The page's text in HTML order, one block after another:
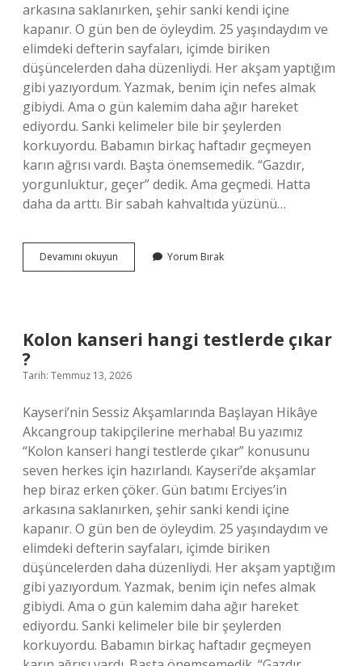
arkasına saklanırken, şehir sanki kendi içine
kapanır. O gün ben de öyleydim. 25 yaşındaydım ve
elimdeki defterin sayfaları, içimde biriken
düşüncelerden daha düzenliydi. Her akşam yaptığım
gibi yazıyordum. Yazmak, benim için nefes almak
gibiydi. Ama o gün kalemim daha ağır hareket
ediyordu. Sanki kelimeler bile bir şeylerden
korkuyordu. Babamın birkaç haftadır geçmeyen
karın ağrısı vardı. Başta önemsemedik. “Gazdır,
yorgunluktur, geçer” dedik. Ama geçmedi. Hatta
daha da arttı. Bir sabah kahvaltıda yüzünü…
Devamını okuyun
kanseri
Yorum Bırak
Kolon kanseri hangi testlerde çıkar
?
Tarih: Temmuz 13, 2026
Kayseri’nin Sessiz Akşamlarında Başlayan Hikâye
Akcangroup takipçilerine merhaba! Bu yazımız
“Kolon kanseri hangi testlerde çıkar” konusunu
seven herkes için hazırlandı. Kayseri’de akşamlar
hep biraz erken çöker. Gün batımı Erciyes’in
arkasına saklanırken, şehir sanki kendi içine
kapanır. O gün ben de öyleydim. 25 yaşındaydım ve
elimdeki defterin sayfaları, içimde biriken
düşüncelerden daha düzenliydi. Her akşam yaptığım
gibi yazıyordum. Yazmak, benim için nefes almak
gibiydi. Ama o gün kalemim daha ağır hareket
ediyordu. Sanki kelimeler bile bir şeylerden
korkuyordu. Babamın birkaç haftadır geçmeyen